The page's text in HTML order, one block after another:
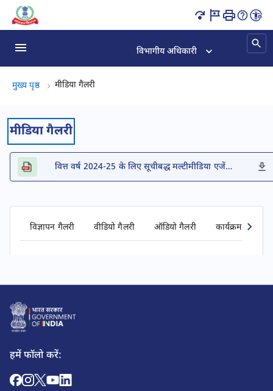
ऑडियो गैलरी पृष्ठ लोड हो गया
विभागीय अधिकारी
मुख्य पृष्ठ मीडिया गैलरीमीडिया गैलरी, (2 का 2)
मीडिया गैलरी
वित्त वर्ष 2024-25 के लिए सूचीबद्ध मल्टीमीडिया एजेंसियों की सूची
विज्ञापन गैलरी वीडियो गैलरी ऑडियो गैलरी कार्यक्रम गैलरी
हमें फॉलो करें: